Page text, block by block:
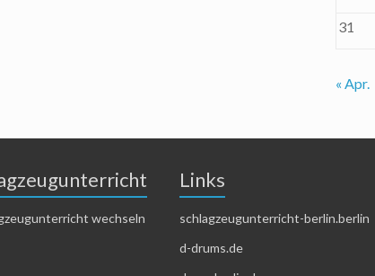
31
« Apr.
wechseln
Links
schlagzeugunterricht-berlin.berlin
d-drums.de